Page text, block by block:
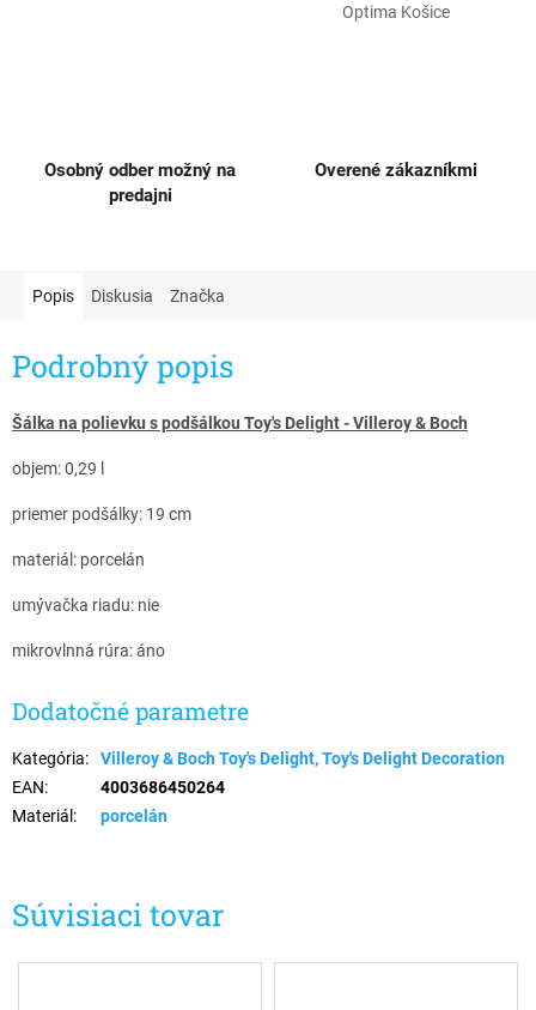
Optima Košice
Osobný odber možný na
predajni
Overené zákazníkmi
Súvisiaci tovar
Popis Diskusia Značka
Podrobný popis
Šálka na polievku s podšálkou Toy's Delight - Villeroy & Boch
objem: 0,29 l
priemer podšálky: 19 cm
materiál: porcelán
umývačka riadu: nie
mikrovlnná rúra: áno
Dodatočné parametre
Kategória:
Villeroy & Boch Toy's Delight, Toy's Delight Decoration
EAN:
4003686450264
Materiál : porcelán